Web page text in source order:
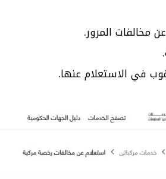
مخالفات المرور.
في الاستعلام عنها.